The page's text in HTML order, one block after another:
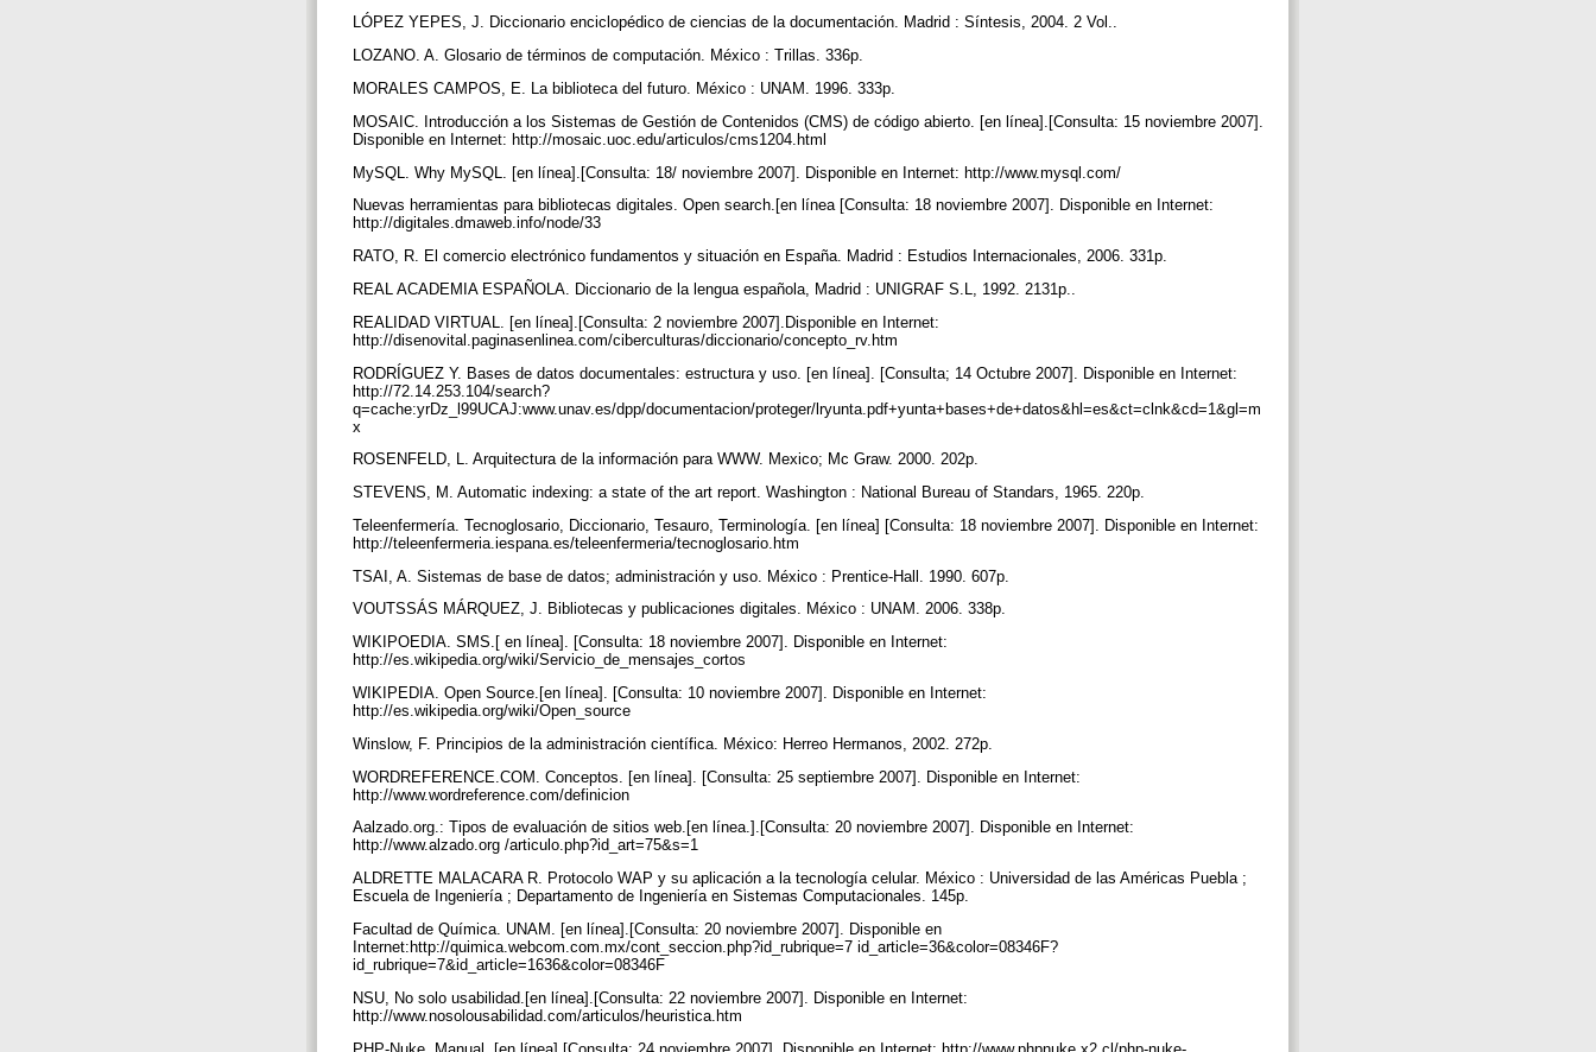
LÓPEZ YEPES, J. Diccionario enciclopédico de ciencias de la documentación. Madrid : Síntesis, 2004. 2 Vol..
LOZANO. A. Glosario de términos de computación. México : Trillas. 336p.
MORALES CAMPOS, E. La biblioteca del futuro. México : UNAM. 1996. 333p.
MOSAIC. Introducción a los Sistemas de Gestión de Contenidos (CMS) de código abierto. [en línea].[Consulta: 15 noviembre 2007].
Disponible en Internet: http://mosaic.uoc.edu/articulos/cms1204.html
MySQL. Why MySQL. [en línea].[Consulta: 18/ noviembre 2007]. Disponible en Internet: http://www.mysql.com/
Nuevas herramientas para bibliotecas digitales. Open search.[en línea [Consulta: 18 noviembre 2007]. Disponible en Internet:
http://digitales.dmaweb.info/node/33
RATO, R. El comercio electrónico fundamentos y situación en España. Madrid : Estudios Internacionales, 2006. 331p.
REAL ACADEMIA ESPAÑOLA. Diccionario de la lengua española, Madrid : UNIGRAF S.L, 1992. 2131p..
REALIDAD VIRTUAL. [en línea].[Consulta: 2 noviembre 2007].Disponible en Internet:
http://disenovital.paginasenlinea.com/ciberculturas/diccionario/concepto_rv.htm
RODRÍGUEZ Y. Bases de datos documentales: estructura y uso. [en línea]. [Consulta; 14 Octubre 2007]. Disponible en Internet:
http://72.14.253.104/search?
q=cache:yrDz_l99UCAJ:www.unav.es/dpp/documentacion/proteger/lryunta.pdf+yunta+bases+de+datos&hl=es&ct=clnk&cd=1&gl=m
x
ROSENFELD, L. Arquitectura de la información para WWW. Mexico; Mc Graw. 2000. 202p.
STEVENS, M. Automatic indexing: a state of the art report. Washington : National Bureau of Standars, 1965. 220p.
Teleenfermería. Tecnoglosario, Diccionario, Tesauro, Terminología. [en línea] [Consulta: 18 noviembre 2007]. Disponible en Internet:
http://teleenfermeria.iespana.es/teleenfermeria/tecnoglosario.htm
TSAI, A. Sistemas de base de datos; administración y uso. México : Prentice-Hall. 1990. 607p.
VOUTSSÁS MÁRQUEZ, J. Bibliotecas y publicaciones digitales. México : UNAM. 2006. 338p.
WIKIPOEDIA. SMS.[ en línea]. [Consulta: 18 noviembre 2007]. Disponible en Internet:
http://es.wikipedia.org/wiki/Servicio_de_mensajes_cortos
WIKIPEDIA. Open Source.[en línea]. [Consulta: 10 noviembre 2007]. Disponible en Internet:
http://es.wikipedia.org/wiki/Open_source
Winslow, F. Principios de la administración científica. México: Herreo Hermanos, 2002. 272p.
WORDREFERENCE.COM. Conceptos. [en línea]. [Consulta: 25 septiembre 2007]. Disponible en Internet:
http://www.wordreference.com/definicion
Aalzado.org.: Tipos de evaluación de sitios web.[en línea.].[Consulta: 20 noviembre 2007]. Disponible en Internet:
http://www.alzado.org /articulo.php?id_art=75&s=1
ALDRETTE MALACARA R. Protocolo WAP y su aplicación a la tecnología celular. México : Universidad de las Américas Puebla ;
Escuela de Ingeniería ; Departamento de Ingeniería en Sistemas Computacionales. 145p.
Facultad de Química. UNAM. [en línea].[Consulta: 20 noviembre 2007]. Disponible en
Internet:http://quimica.webcom.com.mx/cont_seccion.php?id_rubrique=7 id_article=36&color=08346F?
id_rubrique=7&id_article=1636&color=08346F
NSU, No solo usabilidad.[en línea].[Consulta: 22 noviembre 2007]. Disponible en Internet:
http://www.nosolousabilidad.com/articulos/heuristica.htm